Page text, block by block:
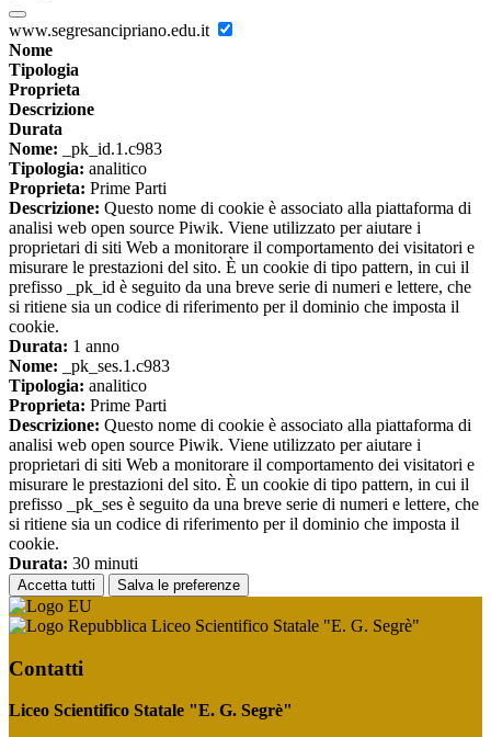
www.segresancipriano.edu.it
Nome
Tipologia
Proprieta
Descrizione
Durata
Nome: _pk_id.1.c983
Tipologia: analitico
Proprieta: Prime Parti
Descrizione: Questo nome di cookie è associato alla piattaforma di
analisi web open source Piwik. Viene utilizzato per aiutare i
proprietari di siti Web a monitorare il comportamento dei visitatori e
misurare le prestazioni del sito. È un cookie di tipo pattern, in cui il
prefisso _pk_id è seguito da una breve serie di numeri e lettere, che
si ritiene sia un codice di riferimento per il dominio che imposta il
cookie.
Durata: 1 anno
Nome: _pk_ses.1.c983
Tipologia: analitico
Proprieta: Prime Parti
Descrizione: Questo nome di cookie è associato alla piattaforma di
analisi web open source Piwik. Viene utilizzato per aiutare i
proprietari di siti Web a monitorare il comportamento dei visitatori e
misurare le prestazioni del sito. È un cookie di tipo pattern, in cui il
prefisso _pk_ses è seguito da una breve serie di numeri e lettere, che
si ritiene sia un codice di riferimento per il dominio che imposta il
cookie.
Durata: 30 minuti
Accetta tutti Salva le preferenze
Liceo Scientifico Statale "E. G. Segrè"
Contatti
Liceo Scientifico Statale "E. G. Segrè"